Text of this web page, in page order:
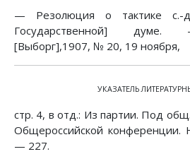
— Резолюция о тактике
Государственной] думе.
[Выборг],1907, № 20, 19 ноября,
УКАЗАТЕЛЬ
стр. 4, в отд.: Из партии. Под
Общероссийской конференции.
— 227.